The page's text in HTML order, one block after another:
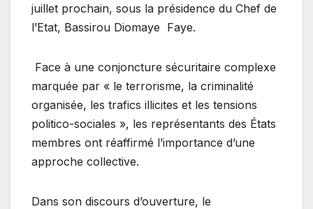
juillet prochain, sous la présidence du Chef de
l’Etat, Bassirou Diomaye Faye.
Face à une conjoncture sécuritaire complexe
marquée par « le terrorisme, la criminalité
organisée, les trafics illicites et les tensions
politico-sociales », les représentants des États
membres ont réaffirmé l’importance d’une
approche collective.
Dans son discours d’ouverture, le